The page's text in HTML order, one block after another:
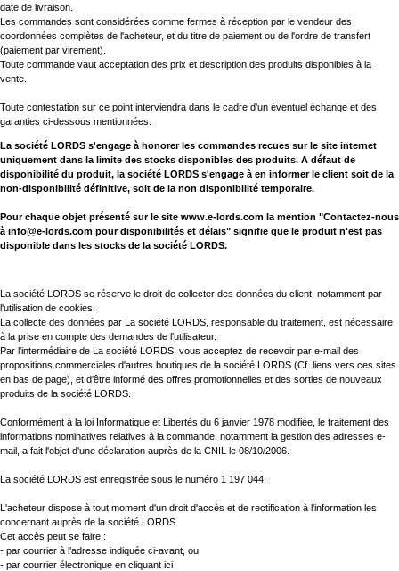
date de livraison.
Les commandes sont considérées comme fermes à réception par le vendeur des
coordonnées complètes de l'acheteur, et du titre de paiement ou de l'ordre de transfert
(paiement par virement).
Toute commande vaut acceptation des prix et description des produits disponibles à la
vente.
Toute contestation sur ce point interviendra dans le cadre d'un éventuel échange et des
garanties ci-dessous mentionnées.
La société LORDS s'engage à honorer les commandes recues sur le site internet
uniquement dans la limite des stocks disponibles des produits. A défaut de
disponibilité du produit, la société LORDS s'engage à en informer le client soit de la
non-disponibilité définitive, soit de la non disponibilité temporaire.
Pour chaque objet présenté sur le site www.e-lords.com la mention "Contactez-nous
à info@e-lords.com pour disponibilités et délais" signifie que le produit n'est pas
disponible dans les stocks de la société LORDS.
La société LORDS se réserve le droit de collecter des données du client, notamment par
l'utilisation de cookies.
La collecte des données par La société LORDS, responsable du traitement, est nécessaire
à la prise en compte des demandes de l'utilisateur.
Par l'intermédiaire de La société LORDS, vous acceptez de recevoir par e-mail des
propositions commerciales d'autres boutiques de la société LORDS (Cf. liens vers ces sites
en bas de page), et d'être informé des offres promotionnelles et des sorties de nouveaux
produits de la société LORDS.
Conformément à la loi Informatique et Libertés du 6 janvier 1978 modifiée, le traitement des
informations nominatives relatives à la commande, notamment la gestion des adresses e-
mail, a fait l'objet d'une déclaration auprès de la CNIL le 08/10/2006.
La société LORDS est enregistrée sous le numéro 1 197 044.
L'acheteur dispose à tout moment d'un droit d'accès et de rectification à l'information les
concernant auprès de la société LORDS.
Cet accès peut se faire :
- par courrier à l'adresse indiquée ci-avant, ou
- par courrier électronique en cliquant ici